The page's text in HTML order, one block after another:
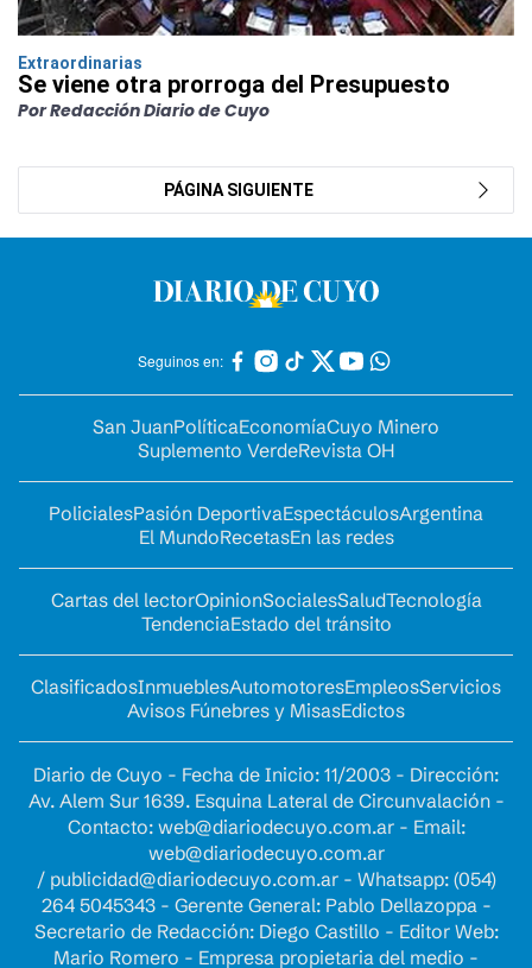
Extraordinarias
Se viene otra prorroga del Presupuesto
Por Redacción Diario de Cuyo
PÁGINA SIGUIENTE
Seguinos en:
San JuanPolíticaEconomíaCuyo Minero
Suplemento VerdeRevista OH
PolicialesPasión DeportivaEspectáculosArgentina
El MundoRecetasEn las redes
Cartas del lectorOpinionSocialesSaludTecnología
TendenciaEstado del tránsito
ClasificadosInmueblesAutomotoresEmpleosServicios
Avisos Fúnebres y MisasEdictos
Diario de Cuyo - Fecha de Inicio: 11/2003 - Dirección:
Av. Alem Sur 1639. Esquina Lateral de Circunvalación -
Contacto: web@diariodecuyo.com.ar- Email:
web@diariodecuyo.com.ar
/ publicidad@diariodecuyo.com.ar- Whatsapp: (054)
264 5045343 - Gerente General: Pablo Dellazoppa -
Secretario de Redacción: Diego Castillo - Editor Web:
Mario Romero - Empresa propietaria del medio -